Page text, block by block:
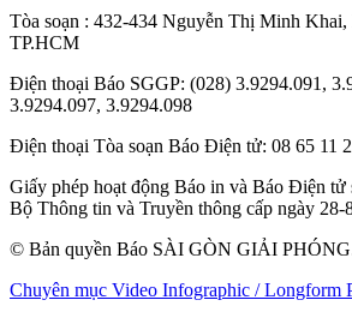
Tòa soạn : 432-434 Nguyễn Thị Minh Khai,
TP.HCM
Điện thoại Báo SGGP: (028) 3.9294.091,
3.9294.097, 3.9294.098
Điện thoại Tòa soạn Báo Điện tử: 08 65 11
Giấy phép hoạt động Báo in và Báo Điện
Bộ Thông tin và Truyền thông cấp ngày 28-
© Bản quyền Báo SÀI GÒN GIẢI
Chuyên mục Video Infographic / Longform